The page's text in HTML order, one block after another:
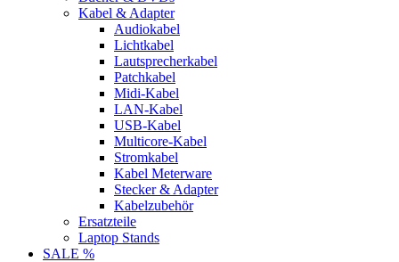
Kabel & Adapter
Audiokabel
Lichtkabel
Lautsprecherkabel
Patchkabel
Midi-Kabel
LAN-Kabel
USB-Kabel
Multicore-Kabel
Stromkabel
Kabel Meterware
Stecker & Adapter
Kabelzubehör
Ersatzteile
Laptop Stands
SALE %